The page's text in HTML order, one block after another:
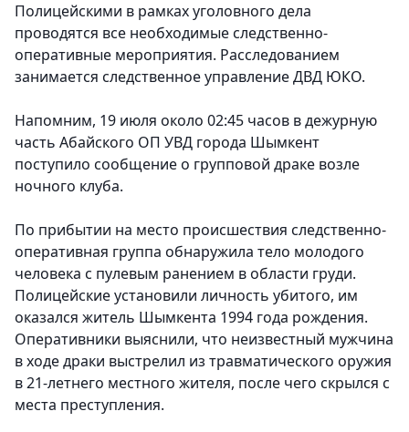
Полицейскими в рамках уголовного дела
проводятся все необходимые следственно-
оперативные мероприятия. Расследованием
занимается следственное управление ДВД ЮКО.
Напомним, 19 июля около 02:45 часов в дежурную
часть Абайского ОП УВД города Шымкент
поступило сообщение о групповой драке возле
ночного клуба.
По прибытии на место происшествия следственно-
оперативная группа обнаружила тело молодого
человека с пулевым ранением в области груди.
Полицейские установили личность убитого, им
оказался житель Шымкента 1994 года рождения.
Оперативники выяснили, что неизвестный мужчина
в ходе драки выстрелил из травматического оружия
в 21-летнего местного жителя, после чего скрылся с
места преступления.